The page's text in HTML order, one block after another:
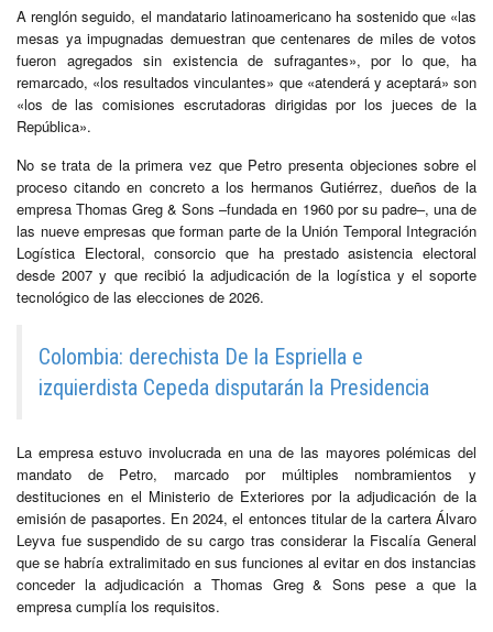
A renglón seguido, el mandatario latinoamericano ha sostenido que «las
mesas ya impugnadas demuestran que centenares de miles de votos
fueron agregados sin existencia de sufragantes», por lo que, ha
remarcado, «los resultados vinculantes» que «atenderá y aceptará» son
«los de las comisiones escrutadoras dirigidas por los jueces de la
República».
No se trata de la primera vez que Petro presenta objeciones sobre el
proceso citando en concreto a los hermanos Gutiérrez, dueños de la
empresa Thomas Greg & Sons –fundada en 1960 por su padre–, una de
las nueve empresas que forman parte de la Unión Temporal Integración
Logística Electoral, consorcio que ha prestado asistencia electoral
desde 2007 y que recibió la adjudicación de la logística y el soporte
tecnológico de las elecciones de 2026.
Colombia: derechista De la Espriella e
izquierdista Cepeda disputarán la Presidencia
La empresa estuvo involucrada en una de las mayores polémicas del
mandato de Petro, marcado por múltiples nombramientos y
destituciones en el Ministerio de Exteriores por la adjudicación de la
emisión de pasaportes. En 2024, el entonces titular de la cartera Álvaro
Leyva fue suspendido de su cargo tras considerar la Fiscalía General
que se habría extralimitado en sus funciones al evitar en dos instancias
conceder la adjudicación a Thomas Greg & Sons pese a que la
empresa cumplía los requisitos.